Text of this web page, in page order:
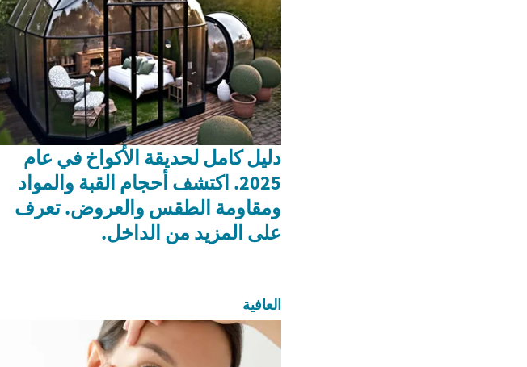
دليل كامل لحديقة الأكواخ في عام
2025. اكتشف أحجام القبة والمواد
ومقاومة الطقس والعروض. تعرف
على المزيد من الداخل.
العافية